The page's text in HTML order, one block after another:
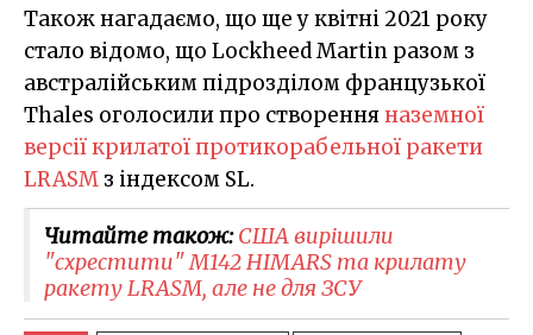
Також нагадаємо, що ще у квітні 2021 року
стало відомо, що Lockheed Martin разом з
австралійським підрозділом французької
Thales оголосили про створенняназемної
версії крилатої протикорабельної ракети
LRASM з індексом SL.
Читайте також:США вирішили
"схрестити" M142 HIMARS та крилату
ракету LRASM, але не для ЗСУ